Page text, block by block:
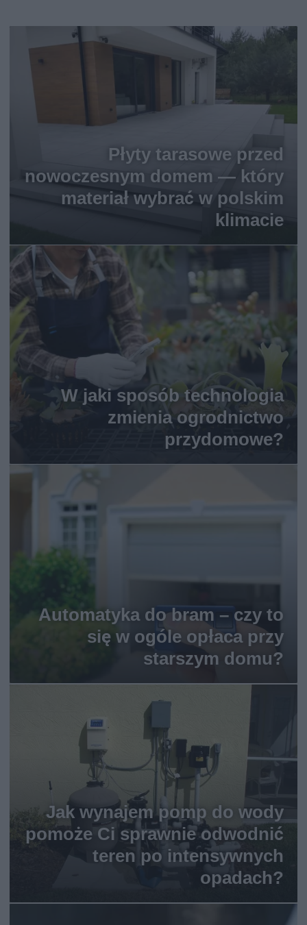
Płyty tarasowe przed
nowoczesnym domem — który
materiał wybrać w polskim
klimacie
W jaki sposób technologia
zmienia ogrodnictwo
przydomowe?
Automatyka do bram – czy to
się w ogóle opłaca przy
starszym domu?
Jak wynajem pomp do wody
pomoże Ci sprawnie odwodnić
teren po intensywnych
opadach?